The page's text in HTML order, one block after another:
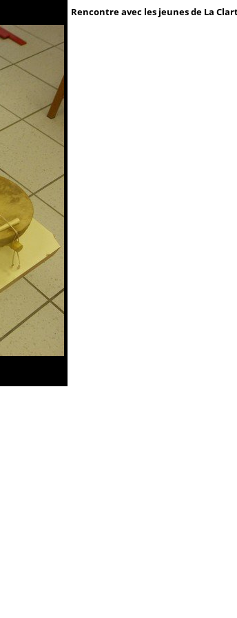
Rencontre avec les jeunes de La